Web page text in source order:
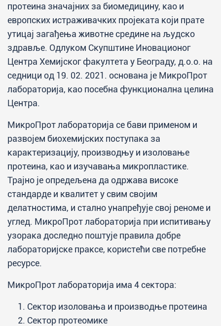
протеина значајних за биомедицину, као и
европских истраживачких пројеката који прате
утицај загађења животне средине на људско
здравље. Одлуком Скупштине Иновационог
Центра Хемијског факултета у Београду, д.о.о. на
седници од 19. 02. 2021. основана је МикроПрот
лабораторија, као посебна функционална целина
Центра.
МикроПрот лабораторија се бави применом и
развојем биохемијских поступака за
карактеризацију, производњу и изоловање
протеина, као и изучавања микропластике.
Трајно је опредељена да одржава високе
стандарде и квалитет у свим својим
делатностима, и стално унапређује свој реноме и
углед. МикроПрот лабораторија при испитивању
узорака доследно поштује правила добре
лабораторијске праксе, користећи све потребне
ресурсе.
МикроПрот лабораторија има 4 сектора:
Сектор изоловања и производње протеина
Сектор протеомике